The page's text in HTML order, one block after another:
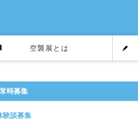
空襲展とは
常時募集
験談募集